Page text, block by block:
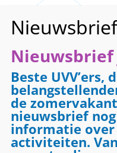
« Alle Evenementen
Dit evenement is
Evenementenreeks:
Nieuwsbrief
Beste UVV’ers,
de
nieuwsbrief
informatie over
activiteiten.